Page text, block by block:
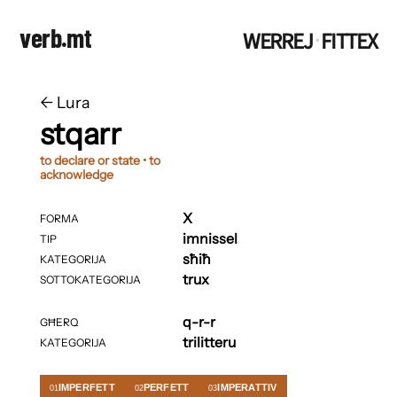
verb.mt WERREJ·FITTEX
← ​​Lura
stqarr
to declare or state • to
acknowledge
FORMA
TIP
KATEGORIJA
SOTTOKATEGORIJA
GĦERQ
KATEGORIJA
X
imnissel
sħiħ
trux
q-r-r
trilitteru
01IMPERFETT 02PERFETT 03IMPERATTIV